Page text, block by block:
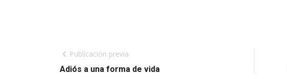
Publicación previa
Adiós a una forma de vida